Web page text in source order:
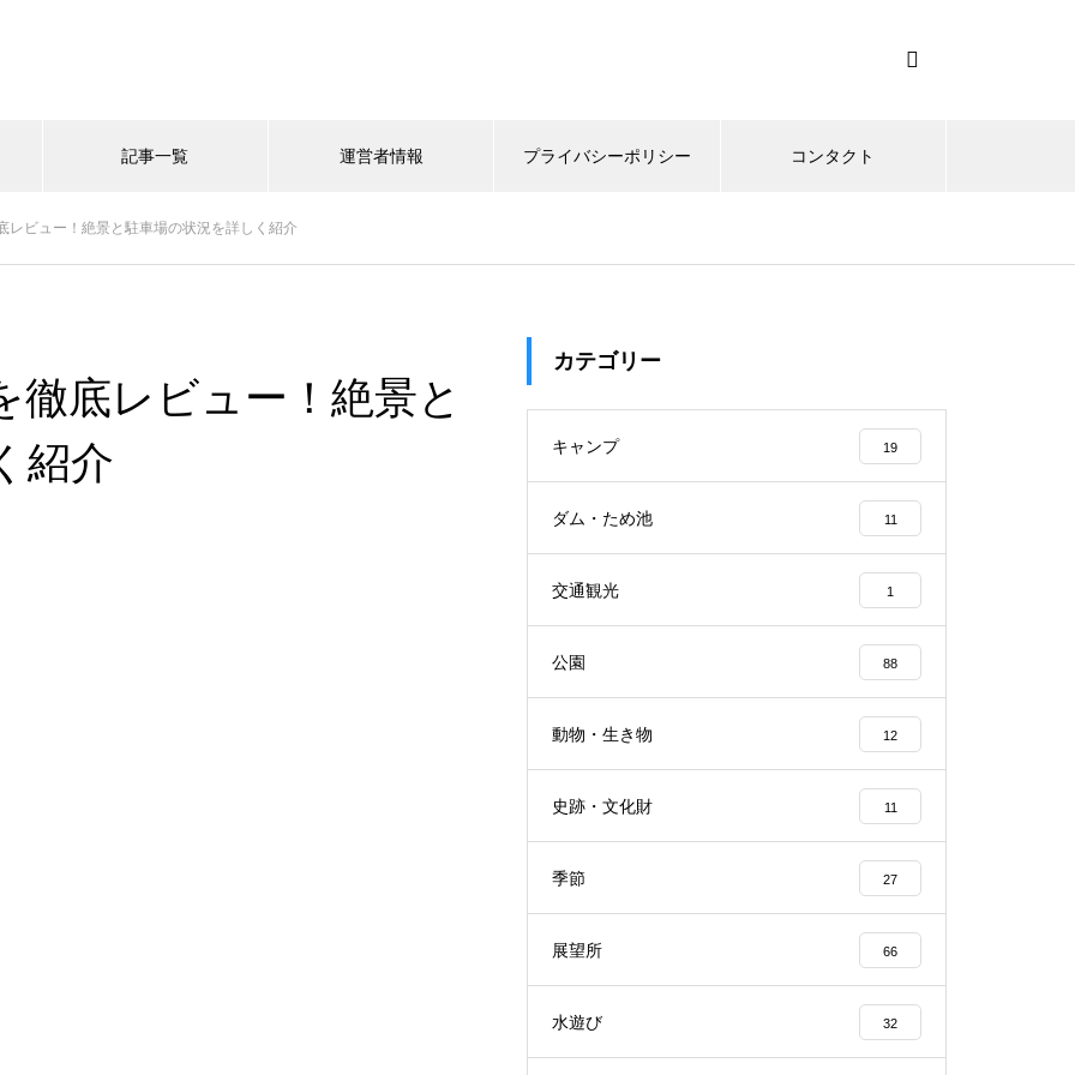
記事一覧 運営者情報 プライバシーポリシー コンタクト
レビュー！絶景と駐車場の状況を詳しく紹介
徹底レビュー！絶景と
紹介
カテゴリー
キャンプ 19
ダム・ため池 11
交通観光 1
公園 88
動物・生き物 12
史跡・文化財 11
季節 27
展望所 66
水遊び 32